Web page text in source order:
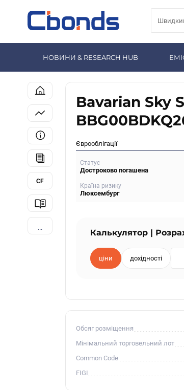
НОВИНИ & RESEARCH HUB
CF
...
Bavarian Sky
Єврооблігації
Статус
Достроково погашена
Країна ризику
Люксембург
Калькулятор |
ціни дохідності
Обсяг розміщення
Мінімальний торговельний лот
Common Code
FIGI